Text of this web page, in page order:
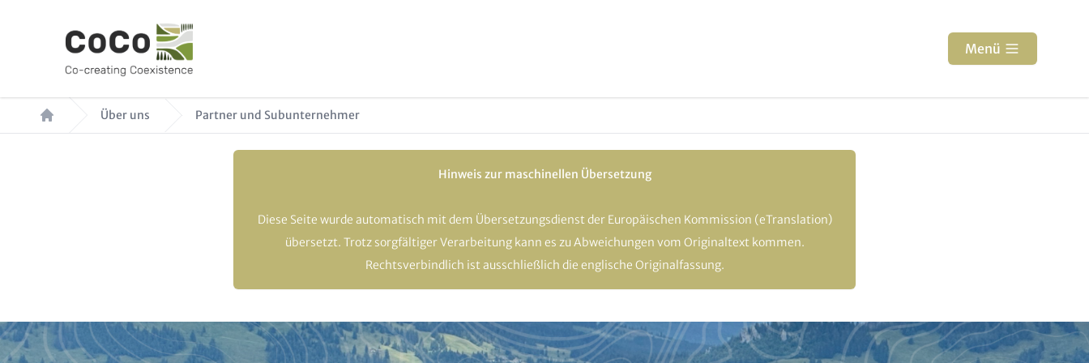
Menü
PfadnavigationÜber uns Partner und Subunternehmer
Hinweis zur maschinellen Übersetzung
Diese Seite wurde automatisch mit dem Übersetzungsdienst der Europäischen Kommission (eTranslation)
übersetzt. Trotz sorgfältiger Verarbeitung kann es zu Abweichungen vom Originaltext kommen.
Rechtsverbindlich ist ausschließlich die englische Originalfassung.
Paragraphs